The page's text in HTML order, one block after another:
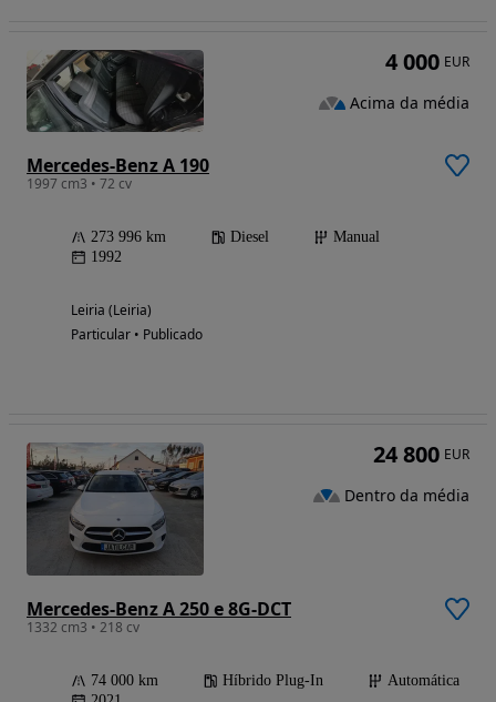
Mercedes-Benz A 190
1997 cm3 • 72 cv
273 996 km Diesel
Manual
1992
Leiria (Leiria)
Particular • Publicado
4 000 EUR
Acima da média
Mercedes-Benz A 250 e 8G-DCT
1332 cm3 • 218 cv
74 000 km Híbrido Plug-In
Automática
24 800 EUR
Dentro da média